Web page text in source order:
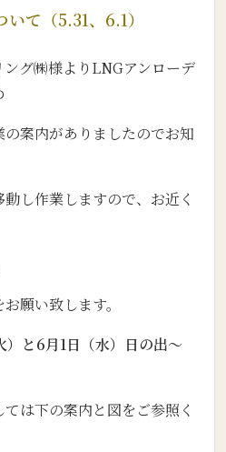
て（5.31、6.1）
グ㈱様よりLNGアンローデ
案内がありましたのでお知
し作業しますので、お近く
願い致します。
と6月1日（水）日の出～
は下の案内と図をご参照く